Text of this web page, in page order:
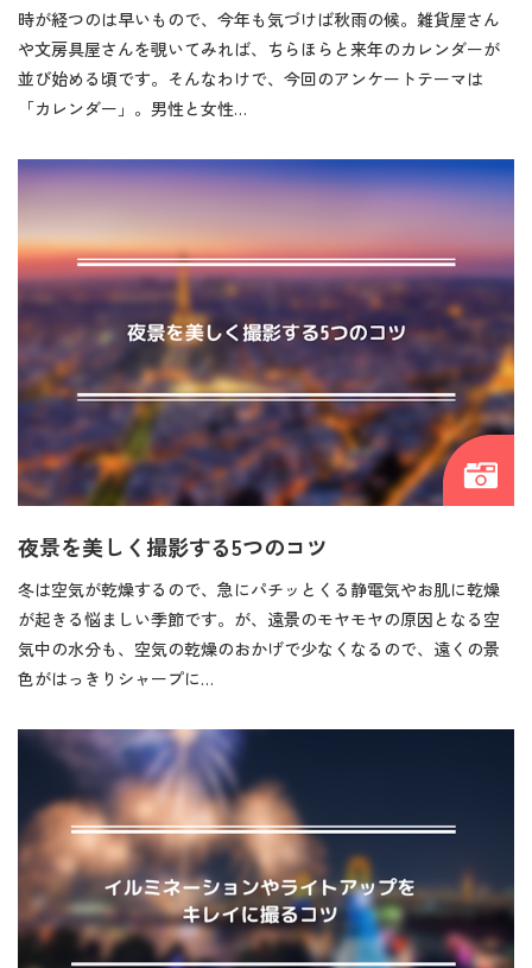
時が経つのは早いもので、今年も気づけば秋雨の候。雑貨屋さん
や文房具屋さんを覗いてみれば、ちらほらと来年のカレンダーが
並び始める頃です。そんなわけで、今回のアンケートテーマは
「カレンダー」。男性と女性…
夜景を美しく撮影する5つのコツ
冬は空気が乾燥するので、急にパチッとくる静電気やお肌に乾燥
が起きる悩ましい季節です。が、遠景のモヤモヤの原因となる空
気中の水分も、空気の乾燥のおかげで少なくなるので、遠くの景
色がはっきりシャープに…